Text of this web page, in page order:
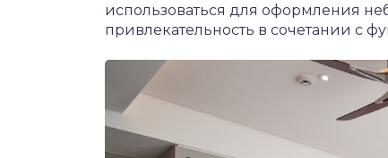
использоваться для оформления
привлекательность в сочетании с